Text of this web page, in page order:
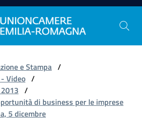
e Stampa /
Video /
/
di business per le imprese
5 dicembre